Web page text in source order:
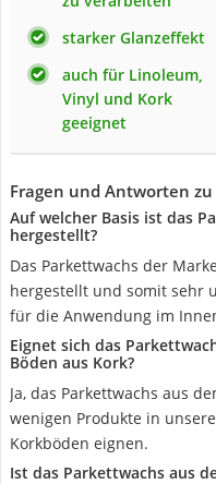
starker Glanzeffekt
auch für Linoleum,
Vinyl und Kork
geeignet
Fragen und Antworten
Auf welcher Basis ist das
hergestellt?
Das Parkettwachs der
hergestellt und somit sehr
für die Anwendung im
Eignet sich das
Böden aus Kork?
Ja, das Parkettwachs aus
wenigen Produkte in
Korkböden eignen.
Ist das Parkettwachs aus